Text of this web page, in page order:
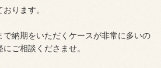
ります。
納期をいただくケースが非常に多いの
ご相談くださませ。